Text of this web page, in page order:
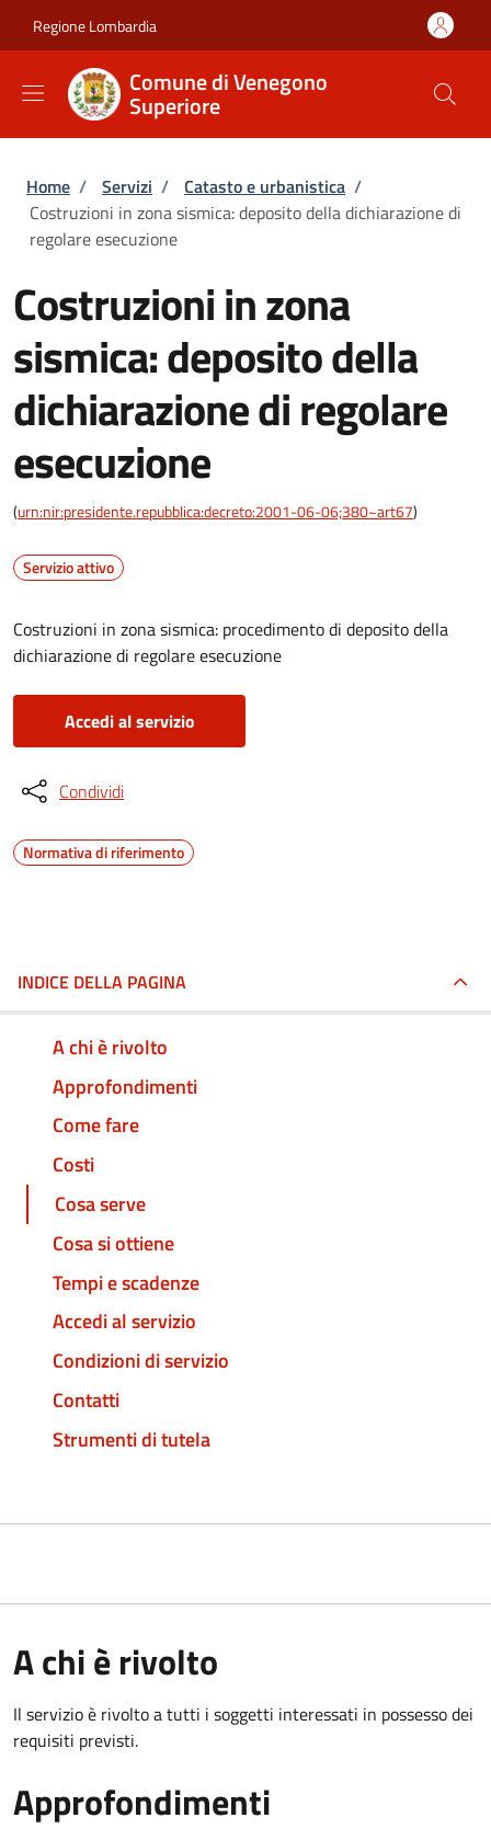
Regione Lombardia
Comune di Venegono
Superiore
Briciole di pane
Home / Servizi / Catasto e urbanistica /
Costruzioni in zona sismica: deposito della dichiarazione di
regolare esecuzione
Costruzioni in zona
sismica: deposito della
dichiarazione di regolare
esecuzione
(urn:nir:presidente.repubblica:decreto:2001-06-06;380~art67)
Servizio attivo
Costruzioni in zona sismica: procedimento di deposito della
dichiarazione di regolare esecuzione
Accedi al servizio
Condividi
Normativa di riferimento
INDICE DELLA PAGINA
A chi è rivolto
Approfondimenti
Come fare
Costi
Cosa serve
Cosa si ottiene
Tempi e scadenze
Accedi al servizio
Condizioni di servizio
Contatti
Strumenti di tutela
A chi è rivolto
Il servizio è rivolto a tutti i soggetti interessati in possesso dei
requisiti previsti.
Approfondimenti